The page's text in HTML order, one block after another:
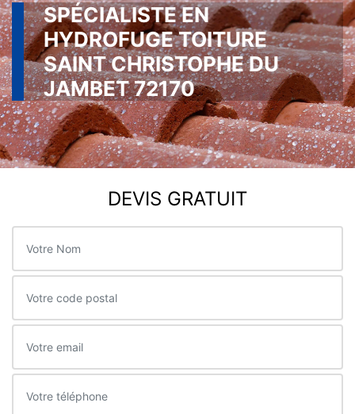
SPÉCIALISTE EN
HYDROFUGE TOITURE
SAINT CHRISTOPHE DU
JAMBET 72170
DEVIS GRATUIT